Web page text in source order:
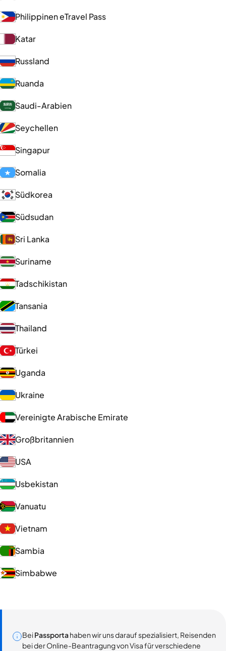
Philippinen eTravel Pass
Katar
Russland
Ruanda
Saudi-Arabien
Seychellen
Singapur
Somalia
Südkorea
Südsudan
Sri Lanka
Suriname
Tadschikistan
Tansania
Thailand
Türkei
Uganda
Ukraine
Vereinigte Arabische Emirate
Großbritannien
USA
Usbekistan
Vanuatu
Vietnam
Sambia
Simbabwe
BeiPassportahaben wir uns darauf spezialisiert, Reisenden
bei der Online-Beantragung von Visa für verschiedene